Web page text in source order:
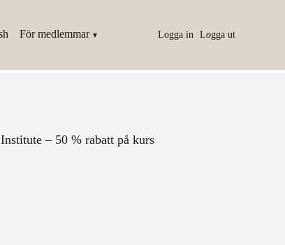
För medlemmar Logga in Logga ut